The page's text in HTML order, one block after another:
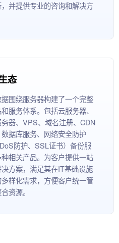
并提供专业的咨询和解决方
态
围绕服务器构建了一个完整
服务体系。包括云服务器、
器、VPS、域名注册、CDN
据库服务、网络安全防护
防护、SSL证书）备份服
相关产品。为客户提供一站
方案，满足其在IT基础设施
样化需求，方便客户统一管
资源。